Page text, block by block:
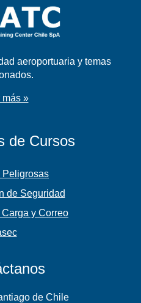
aeroportuaria y temas
más »
de Cursos
Peligrosas
de Seguridad
y Correo
de Chile